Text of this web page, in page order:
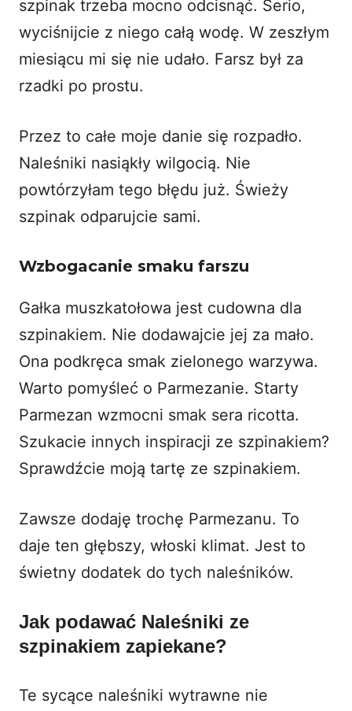
szpinak trzeba mocno odcisnąć. Serio,
wyciśnijcie z niego całą wodę. W zeszłym
miesiącu mi się nie udało. Farsz był za
rzadki po prostu.
Przez to całe moje danie się rozpadło.
Naleśniki nasiąkły wilgocią. Nie
powtórzyłam tego błędu już. Świeży
szpinak odparujcie sami.
Wzbogacanie smaku farszu
Gałka muszkatołowa jest cudowna dla
szpinakiem. Nie dodawajcie jej za mało.
Ona podkręca smak zielonego warzywa.
Warto pomyśleć o Parmezanie. Starty
Parmezan wzmocni smak sera ricotta.
Szukacie innych inspiracji ze szpinakiem?
Sprawdźcie moją tartę ze szpinakiem.
Zawsze dodaję trochę Parmezanu. To
daje ten głębszy, włoski klimat. Jest to
świetny dodatek do tych naleśników.
Jak podawać Naleśniki ze
szpinakiem zapiekane?
Te sycące naleśniki wytrawne nie